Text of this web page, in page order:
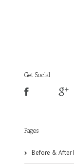
Get Social
Pages
Before & After